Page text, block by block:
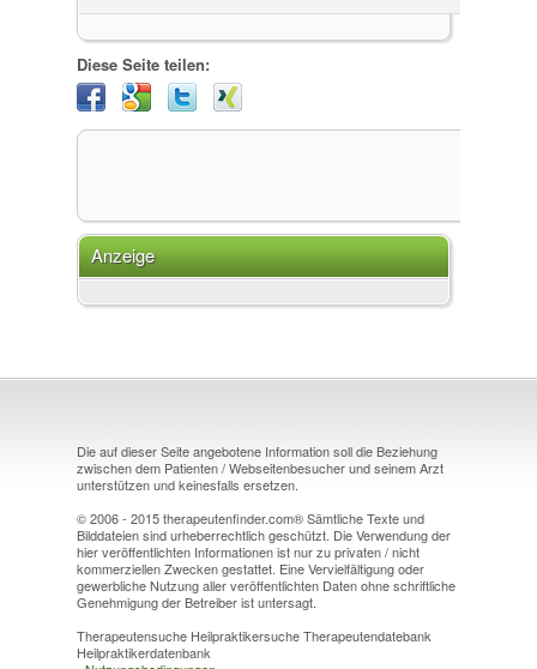
Diese Seite teilen:
Anzeige
Die auf dieser Seite angebotene Information soll die Beziehung
zwischen dem Patienten / Webseitenbesucher und seinem Arzt
unterstützen und keinesfalls ersetzen.
© 2006 - 2015 therapeutenfinder.com® Sämtliche Texte und
Bilddateien sind urheberrechtlich geschützt. Die Verwendung der
hier veröffentlichten Informationen ist nur zu privaten / nicht
kommerziellen Zwecken gestattet. Eine Vervielfältigung oder
gewerbliche Nutzung aller veröffentlichten Daten ohne schriftliche
Genehmigung der Betreiber ist untersagt.
Therapeutensuche Heilpraktikersuche Therapeutendatebank
Heilpraktikerdatenbank